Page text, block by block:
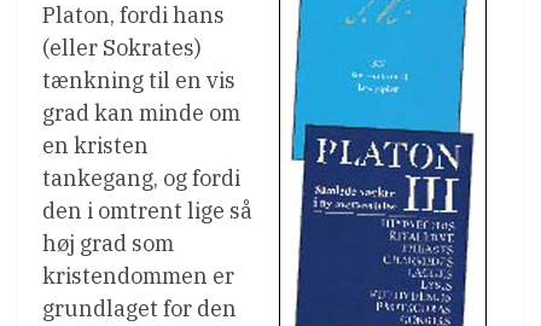
Platon, fordi hans
(eller Sokrates)
tænkning til en vis
grad kan minde om
en kristen
tankegang, og fordi
den i omtrent lige så
høj grad som
kristendommen er
grundlaget for den